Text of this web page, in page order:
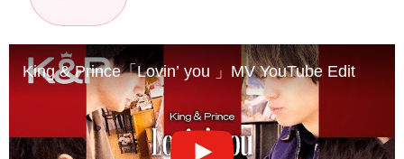
King & Prince「Lovin’ you 」MV YouTube Edit